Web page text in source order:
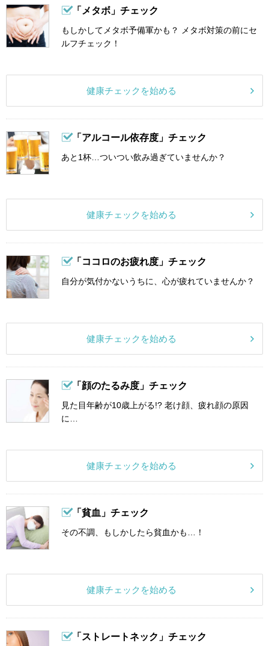
「メタボ」チェック
もしかしてメタボ予備軍かも？ メタボ対策の前にセ
ルフチェック！
健康チェックを始める
「アルコール依存度」チェック
あと1杯…ついつい飲み過ぎていませんか？
健康チェックを始める
「ココロのお疲れ度」チェック
自分が気付かないうちに、心が疲れていませんか？
健康チェックを始める
「顔のたるみ度」チェック
見た目年齢が10歳上がる!? 老け顔、疲れ顔の原因
に…
健康チェックを始める
「貧血」チェック
その不調、もしかしたら貧血かも…！
健康チェックを始める
「ストレートネック」チェック